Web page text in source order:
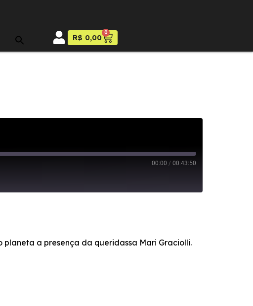
R$ 0,00
0
00:00 / 00:43:50
a presença da queridassa Mari Graciolli.